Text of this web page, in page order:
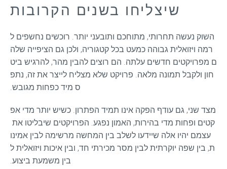
שיצליחו בשנים הקרובות
השוק נעשה תחרותי, מתוחכם ותובעני יותר. רוכשים נחשפים ל
רמה ויזואלית גבוהה כמעט בכל קטגוריה, ולכן גם הציפייה שלה
ם מפרויקטים חדשים עלתה. הם רוצים להבין מהר, להרגיש ביט
חון ולקבל תמונה מלאה. פרויקט שלא מצליח לייצר את זה, נתפ
ס מיד כפחות מגובש.
מצד שני, גם עודף הפקה אינו תמיד הפתרון. כשיש יותר מדי אפ
עצמם יהיו אלה שיידעו לשלב בין המחשה מרשימה לבין אמינו
ת, בין שפה יוקרתית לבין מסר מכירתי חד, ובין איכות ויזואלית ל
בין משמעת ביצוע.